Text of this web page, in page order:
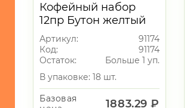
Кофейный набор
12пр Бутон желтый
90мл
Артикул:
91174
Код:
91174
Остаток:
Больше 1 уп.
В упаковке: 18 шт.
Базовая
1883.29 ₽